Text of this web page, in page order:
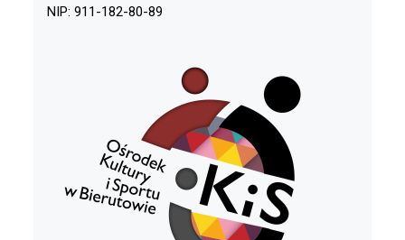
NIP: 911-182-80-89